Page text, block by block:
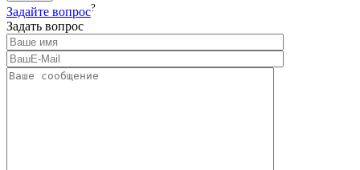
Задайте вопрос?
Задать вопрос